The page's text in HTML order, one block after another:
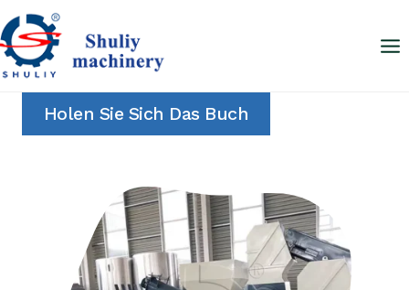
Zum
Inhalt
springen
Holen Sie Sich Das Buch